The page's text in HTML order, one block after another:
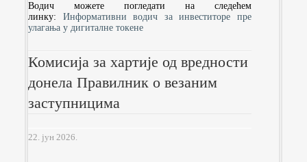
Водич можете погледати на следећем
линку: Информативни водич за инвеститоре пре
улагања у дигиталне токене
Комисија за хартије од вредности
донела Правилник о везаним
заступницима
22. јун 2026.